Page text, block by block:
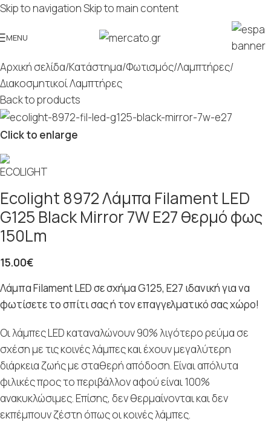
Skip to navigationSkip to main content
MENU
Αρχική σελίδα/Κατάστημα/Φωτισμός/Λαμπτήρες/
Διακοσμητικοί Λαμπτήρες
Back to products
Click to enlarge
Ecolight 8972 Λάμπα Filament LED
G125 Black Mirror 7W E27 θερμό φως
150Lm
15.00€
Λάμπα Filament LED σε σχήμα G125, E27 ιδανική για να
φωτίσετε το σπίτι σας ή τον επαγγελματικό σας χώρο!
Οι λάμπες LED καταναλώνουν 90% λιγότερο ρεύμα σε
σχέση με τις κοινές λάμπες και έχουν μεγαλύτερη
διάρκεια ζωής με σταθερή απόδοση. Είναι απόλυτα
φιλικές προς το περιβάλλον αφού είναι 100%
ανακυκλώσιμες. Επίσης, δεν θερμαίνονται και δεν
εκπέμπουν ζέστη όπως οι κοινές λάμπες.